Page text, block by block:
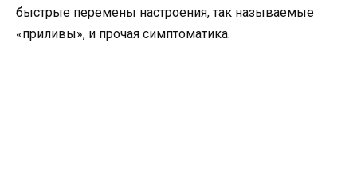
быстрые перемены настроения, так называемые
«приливы», и прочая симптоматика.